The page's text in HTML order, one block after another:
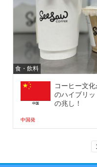
食・飲料
コーヒー文
のハイブリ
の兆し！
中国発